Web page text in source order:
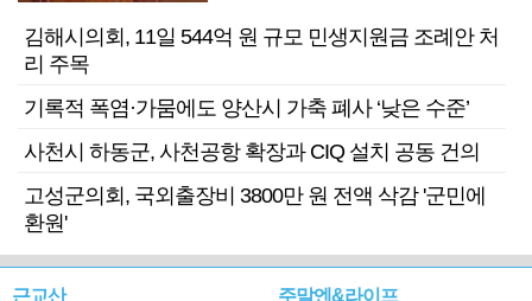
김해시의회, 11일 544억 원 규모 민생지원금 조례안 처
리 주목
기록적 폭염·가뭄에도 양산시 가축 폐사 ‘낮은 수준’
사천시 하동군, 사천공항 확장과 CIQ 설치 공동 건의
고성군의회, 국외출장비 3800만 원 전액 삭감 '군민에
환원'
근교산 주말엔&라이프